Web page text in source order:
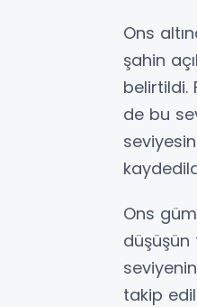
Ons
şahin
belirtildi.
de bu
Ons
düşüşün
takip